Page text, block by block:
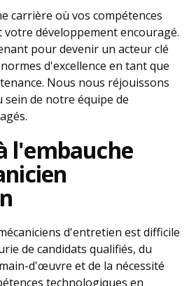
carrière où vos compétences
développement encouragé.
pour devenir un acteur clé
d'excellence en tant que
Nous nous réjouissons
sein de notre équipe de
l'embauche
d'entretien est difficile
de candidats qualifiés, du
d'œuvre et de la nécessité
technologiques en